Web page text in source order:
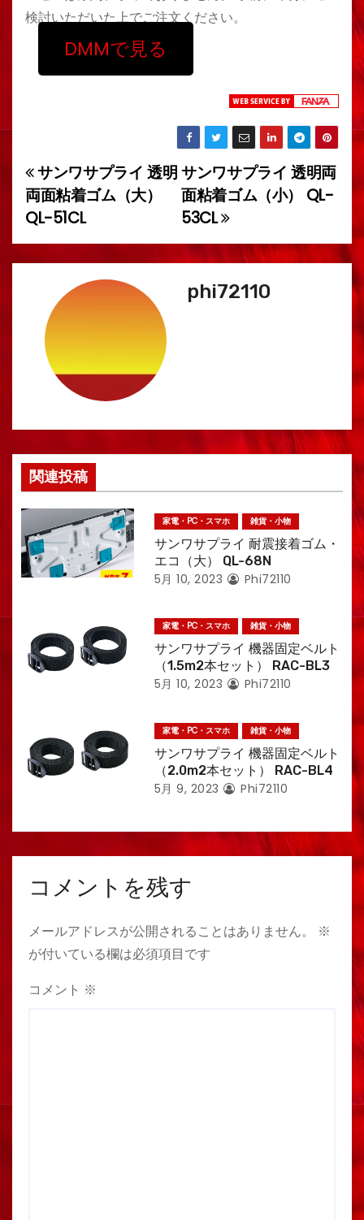
検討いただいた上でご注文ください。
DMMで見る
投
稿
ナ
ゲ
ー
ン
サンワサプライ 透明両
面粘着ゴム（小） QL-
53CL
サンワサプライ 透明
両面粘着ゴム（大）
QL-51CL
phi72110
関連投稿
家電・PC・スマホ 雑貨・小物
サンワサプライ 耐震接着ゴム・
エコ（大） QL-68N
5月 10, 2023 Phi72110
家電・PC・スマホ 雑貨・小物
サンワサプライ 機器固定ベルト
（1.5m2本セット） RAC-BL3
5月 10, 2023 Phi72110
家電・PC・スマホ 雑貨・小物
サンワサプライ 機器固定ベルト
（2.0m2本セット） RAC-BL4
5月 9, 2023 Phi72110
コメントを残す
メールアドレスが公開されることはありません。
※
が付いている欄は必須項目です
コメント ※